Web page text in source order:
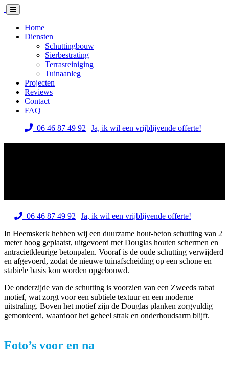
Home
Diensten
Schuttingbouw
Sierbestrating
Terrasreiniging
Tuinaanleg
Projecten
Reviews
Contact
FAQ
06 46 87 49 92
Ja, ik wil een vrijblijvende offerte!
06 46 87 49 92
Ja, ik wil een vrijblijvende offerte!
In Heemskerk hebben wij een duurzame hout-beton schutting van 2
meter hoog geplaatst, uitgevoerd met Douglas houten schermen en
antracietkleurige betonpalen. Vooraf is de oude schutting verwijderd
en afgevoerd, zodat de nieuwe tuinafscheiding op een schone en
stabiele basis kon worden opgebouwd.
De onderzijde van de schutting is voorzien van een Zweeds rabat
motief, wat zorgt voor een subtiele textuur en een moderne
uitstraling. Boven het motief zijn de Douglas planken zorgvuldig
gemonteerd, waardoor het geheel strak en onderhoudsarm blijft.
Foto’s voor en na